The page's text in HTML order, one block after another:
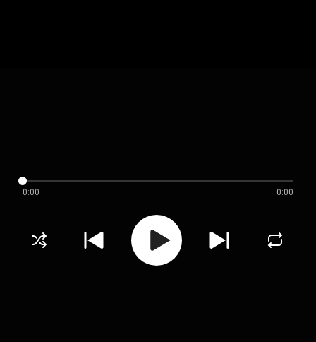
0:00 0:00